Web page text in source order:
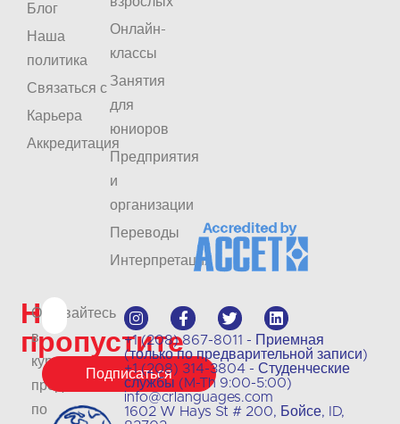
Не
пропустите
Оставайтесь
в
курсе
предложений
по
Подписаться
+1 (208) 867-8011 - Приемная
(только по предварительной записи)
+1 (208) 314-3804 - Студенческие
службы (M-Th 9:00-5:00)
info@crlanguages.com
1602 W Hays St # 200, Бойсе, ID,
Блог
Наша
политика
Связаться с
Карьера
Аккредитация
Онлайн-
классы
Занятия
для
юниоров
Предприятия
и
организации
Переводы
Интерпретация